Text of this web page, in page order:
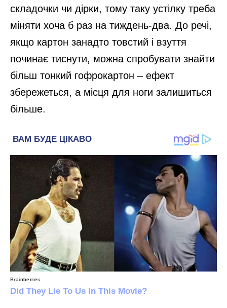
складочки чи дірки, тому таку устілку треба
міняти хоча б раз на тиждень-два. До речі,
якщо картон занадто товстий і взуття
починає тиснути, можна спробувати знайти
більш тонкий гофрокартон – ефект
збережеться, а місця для ноги залишиться
більше.